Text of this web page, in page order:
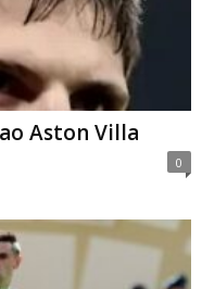
Aston Villa
0